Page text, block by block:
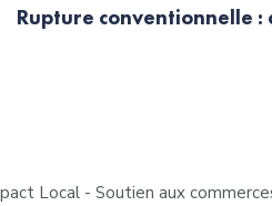
Rupture conventionnelle
Local - Soutien aux